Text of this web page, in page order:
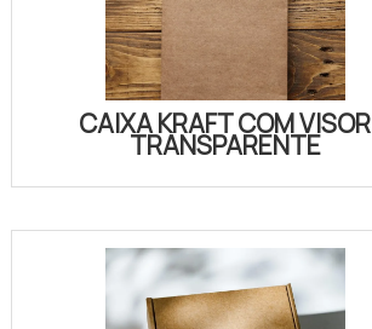
CAIXA KRAFT COM VISOR
TRANSPARENTE